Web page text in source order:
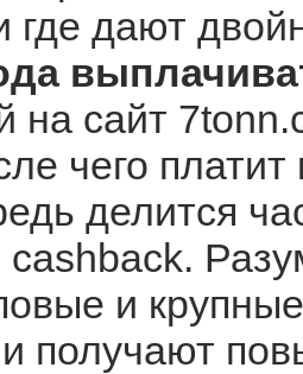
где дают
на сайт
чего
делится
cashback.
и
получают